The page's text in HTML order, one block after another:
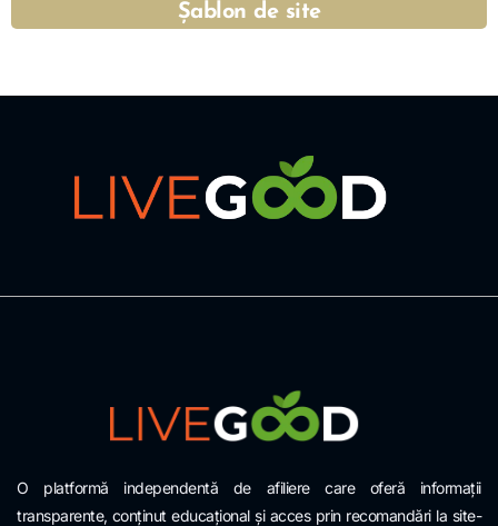
Șablon de site
O platformă independentă de afiliere care oferă informații
transparente, conținut educațional și acces prin recomandări la site-